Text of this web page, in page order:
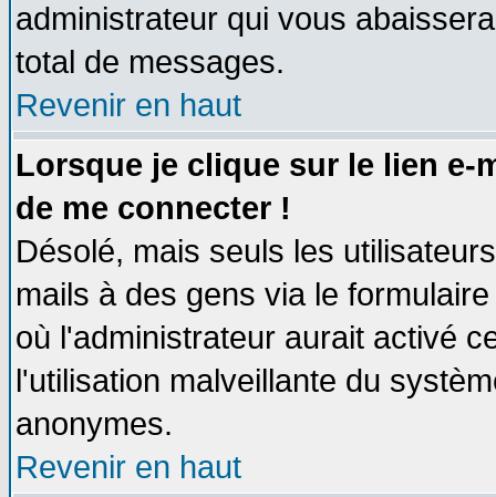
administrateur qui vous
total de messages.
Revenir en haut
Lorsque je clique sur le lien e-
de me connecter !
Désolé, mais seuls les
mails à des gens via le
où l'administrateur aurait activé
l'utilisation malveillante du
anonymes.
Revenir en haut